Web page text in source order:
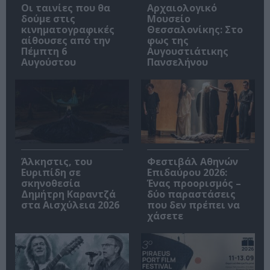
Οι ταινίες που θα
δούμε στις
κινηματογραφικές
αίθουσες από την
Πέμπτη 6
Αυγούστου
Αρχαιολογικό
Μουσείο
Θεσσαλονίκης: Στο
φως της
Αυγουστιάτικης
Πανσελήνου
Άλκηστις, του
Ευριπίδη σε
σκηνοθεσία
Δημήτρη Καραντζά
στα Αισχύλεια 2026
Φεστιβάλ Αθηνών
Επιδαύρου 2026:
Ένας προορισμός –
δύο παραστάσεις
που δεν πρέπει να
χάσετε